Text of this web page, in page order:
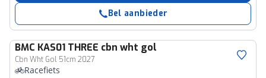
Bel aanbieder
BMC KAS01 THREE cbn wht gol
Cbn Wht Gol 51cm 2027
Racefiets